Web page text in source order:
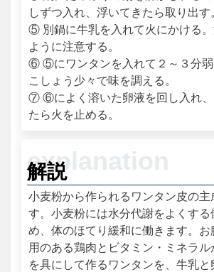
しずつ入れ、浮いてきたら取り出す
⑤ 別鍋に牛乳を入れて火にかける
ように注意する。
⑥ ⑤にワンタンを入れて２～３分弱
こしょう少々で味を調える。
⑦ ⑥によく溶いた卵液を回し入れ、
たら火を止める。
解説
小麦粉から作られるワンタン皮の主
す。小麦粉には水分代謝をよくする
め、体のほてり緩和に働きます。お
用のある鶏肉とビタミン・ミネラ
を具にして作るワンタンを、牛乳と